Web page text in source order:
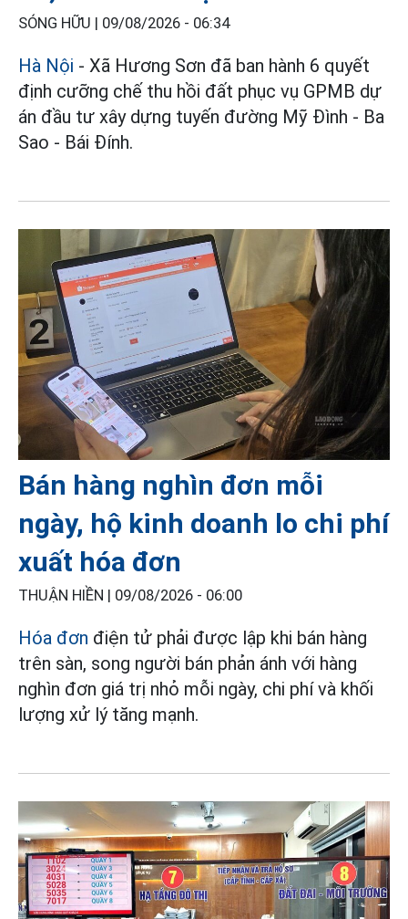
SÓNG HỮU | 09/08/2026 - 06:34
Hà Nội - Xã Hương Sơn đã ban hành 6 quyết
định cưỡng chế thu hồi đất phục vụ GPMB dự
án đầu tư xây dựng tuyến đường Mỹ Đình - Ba
Sao - Bái Đính.
Bán hàng nghìn đơn mỗi
ngày, hộ kinh doanh lo chi phí
xuất hóa đơn
THUẬN HIỀN | 09/08/2026 - 06:00
Hóa đơn điện tử phải được lập khi bán hàng
trên sàn, song người bán phản ánh với hàng
nghìn đơn giá trị nhỏ mỗi ngày, chi phí và khối
lượng xử lý tăng mạnh.